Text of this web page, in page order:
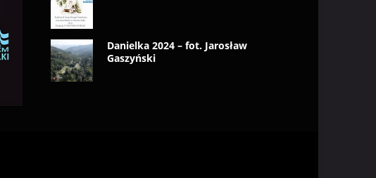
Danielka 2024 – fot. Jarosław
Gaszyński